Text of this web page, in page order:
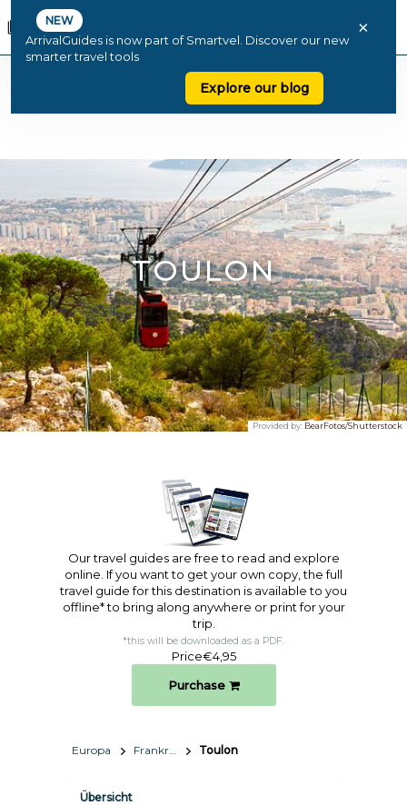
NEW
ArrivalGuides is now part of Smartvel. Discover our new
smarter travel tools
Explore our blog
×
TOULON
Provided by: BearFotos/Shutterstock
Our travel guides are free to read and explore
online. If you want to get your own copy, the full
travel guide for this destination is available to you
offline* to bring along anywhere or print for your
trip.​
*this will be downloaded as a PDF.
Price€4,95
Purchase
Europa Frankreich Toulon
Übersicht